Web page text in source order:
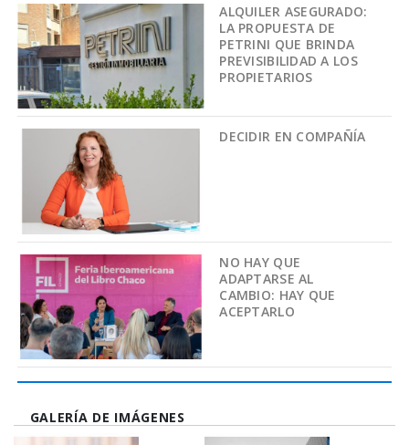
ALQUILER ASEGURADO:
LA PROPUESTA DE
PETRINI QUE BRINDA
PREVISIBILIDAD A LOS
PROPIETARIOS
DECIDIR EN COMPAÑÍA
NO HAY QUE
ADAPTARSE AL
CAMBIO: HAY QUE
ACEPTARLO
GALERÍA DE IMÁGENES